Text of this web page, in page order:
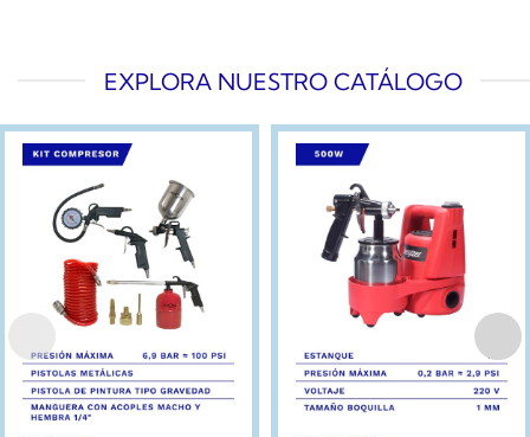
EXPLORA NUESTRO CATÁLOGO